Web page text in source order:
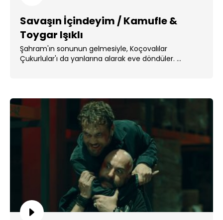
Savaşın İçindeyim / Kamufle &
Toygar Işıklı
Şahram'ın sonunun gelmesiyle, Koçovalılar
Çukurlular'ı da yanlarına alarak eve döndüler. ...